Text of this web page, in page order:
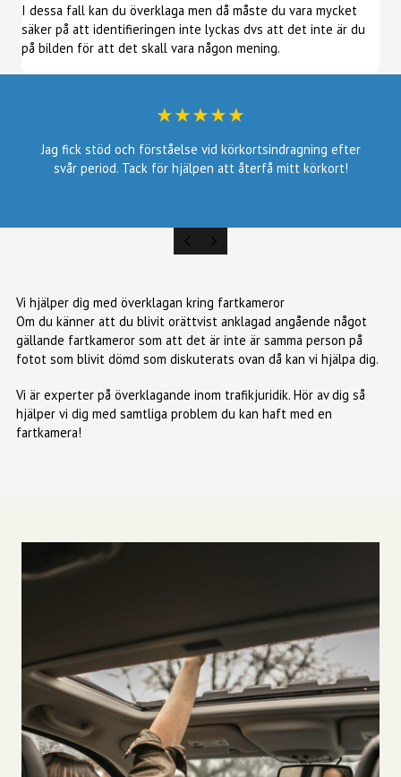
I dessa fall kan du överklaga men då måste du vara mycket
säker på att identifieringen inte lyckas dvs att det inte är du
på bilden för att det skall vara någon mening.
★★★★★
Jag fick stöd och förståelse vid körkortsindragning efter
svår period. Tack för hjälpen att återfå mitt körkort!
PREVIOUS
NEXT
Vi hjälper dig med överklagan kring fartkameror
Om du känner att du blivit orättvist anklagad angående något
gällande fartkameror som att det är inte är samma person på
fotot som blivit dömd som diskuterats ovan då kan vi hjälpa dig.
Vi är experter på överklagande inom trafikjuridik. Hör av dig så
hjälper vi dig med samtliga problem du kan haft med en
fartkamera!